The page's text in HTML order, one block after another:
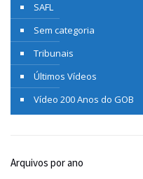
SAFL
Sem categoria
Tribunais
Últimos Vídeos
Vídeo 200 Anos do GOB
Arquivos por ano